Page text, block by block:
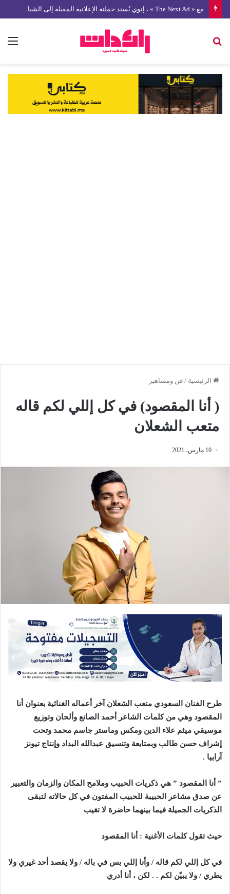
مع « The Next Ad » ، إنوي يُسند حملته الإعلانية المقبلة إلى الشباب المغربي
الرئيسية / فن ومشاهير
( أنا المقصود) في كل إللي لكم قاله
متعب الشعلان
10 مارس، 2021
طرح الفنان السعودي متعب الشعلان آخر أعماله الغنائية بعنوان أنا
المقصود وهي من كلمات الشاعر أحمد الصانع وألحان وتوزيع
موسيقي ميثم علاء الدين ومكس وماستر جاسم محمد وتحت
إشراف حسن طالب وبمتابعة وتنسيق عبدالله البداد وإنتاج تيونز
آرابيا .
” أنا المقصود ” هي ذكريات الحبيب وملامح المكان والزمان والتعبير
عن صدق مشاعر الحبيبة للحبيب المفتون في كل حالاته لتبقى
الذكريات الجميلة فيما بينهما حاضرة لا تغيب
حيث تقول كلمات الأغنية : أنا المقصود
في كل إللي لكم قاله / وأنا إللي بس في باله / ولا يقصد أحد غيري ولا
يطري / ولا يبيّن لكم . . لكن ، أنا أدري